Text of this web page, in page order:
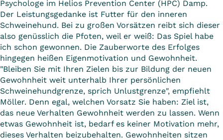
Psychologe im Helios Prevention Center (HPC) Damp.
Der Leistungsgedanke ist Futter für den inneren
Schweinehund. Bei zu großen Vorsätzen reibt sich dieser
also genüsslich die Pfoten, weil er weiß: Das Spiel habe
ich schon gewonnen. Die Zauberworte des Erfolges
hingegen heißen Eigenmotivation und Gewohnheit.
"Bleiben Sie mit Ihren Zielen bis zur Bildung der neuen
Gewohnheit weit unterhalb Ihrer persönlichen
Schweinehundgrenze, sprich Unlustgrenze", empfiehlt
Möller. Denn egal, welchen Vorsatz Sie haben: Ziel ist,
das neue Verhalten Gewohnheit werden zu lassen. Wenn
etwas Gewohnheit ist, bedarf es keiner Motivation mehr,
dieses Verhalten beizubehalten. Gewohnheiten sitzen